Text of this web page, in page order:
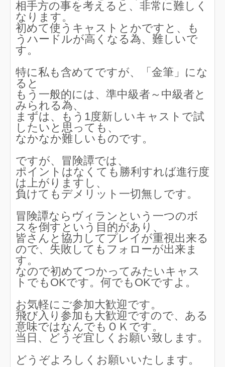
相手方の事を考えると、非常に難しく
なります。
初めて使うキャストとかですと、も
うハードルが高くなる為、難しいで
す。
特に私も含めてですが、「金筆」にな
ると
もう一般的には、準中級者～中級者と
みられる為、
まずは、もう1度新しいキャストで試
したいと思っても、
なかなか難しいものです。
ですが、冒険譚では、
ポイントはなくても勝利すれば進行度
は上がりますし、
負けてもデメリット一切無しです。
冒険譚ならヴィランという一つのボ
スを倒すという目的があり、
皆さんと協力してプレイが重視出来る
ので、失敗してもフォローが出来ま
す。
なので初めてつかってみたいキャス
トでもOKです。何でもOKですよ。
お気軽にご参加大歓迎です。
飛び入り参加も大歓迎ですので、ある
意味ではなんでもＯＫです。
当日、どうぞ宜しくお願い致します。
どうぞよろしくお願いいたします。